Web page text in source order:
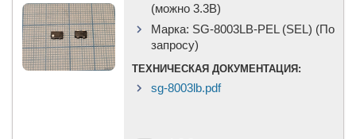
(можно 3.3В)
Марка: SG-8003LB-PEL (SEL) (По
запросу)
ТЕХНИЧЕСКАЯ ДОКУМЕНТАЦИЯ:
sg-8003lb.pdf